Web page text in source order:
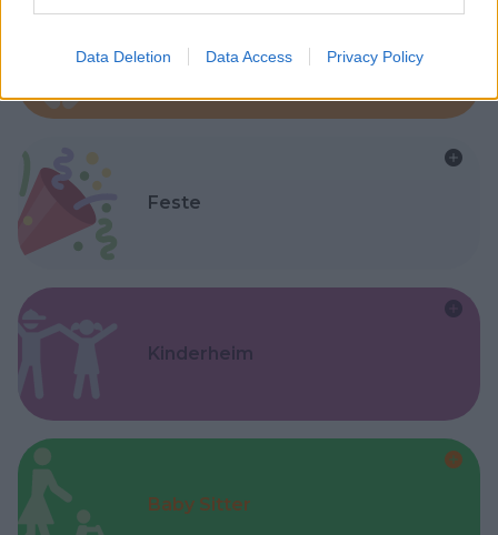
Data Deletion Data Access Privacy Policy
Asili Nido
Feste
Kinderheim
Baby Sitter